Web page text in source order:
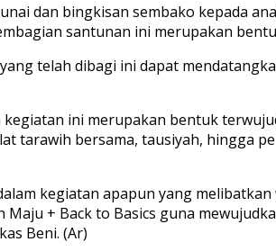
dan bingkisan sembako kepada
santunan ini merupakan
telah dibagi ini dapat
ini merupakan bentuk
tarawih bersama, tausiyah, hingga
kegiatan apapun yang
+ Back to Basics guna
Beni. (Ar)